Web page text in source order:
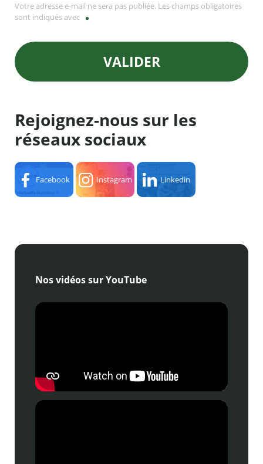
Votre adresse e-mail ne sera pas publiée. Les champs obligatoires
sont indiqués avec
VALIDER
Rejoignez-nous sur les
réseaux sociaux
Facebook Instagram Linkedin
Nos vidéos sur YouTube